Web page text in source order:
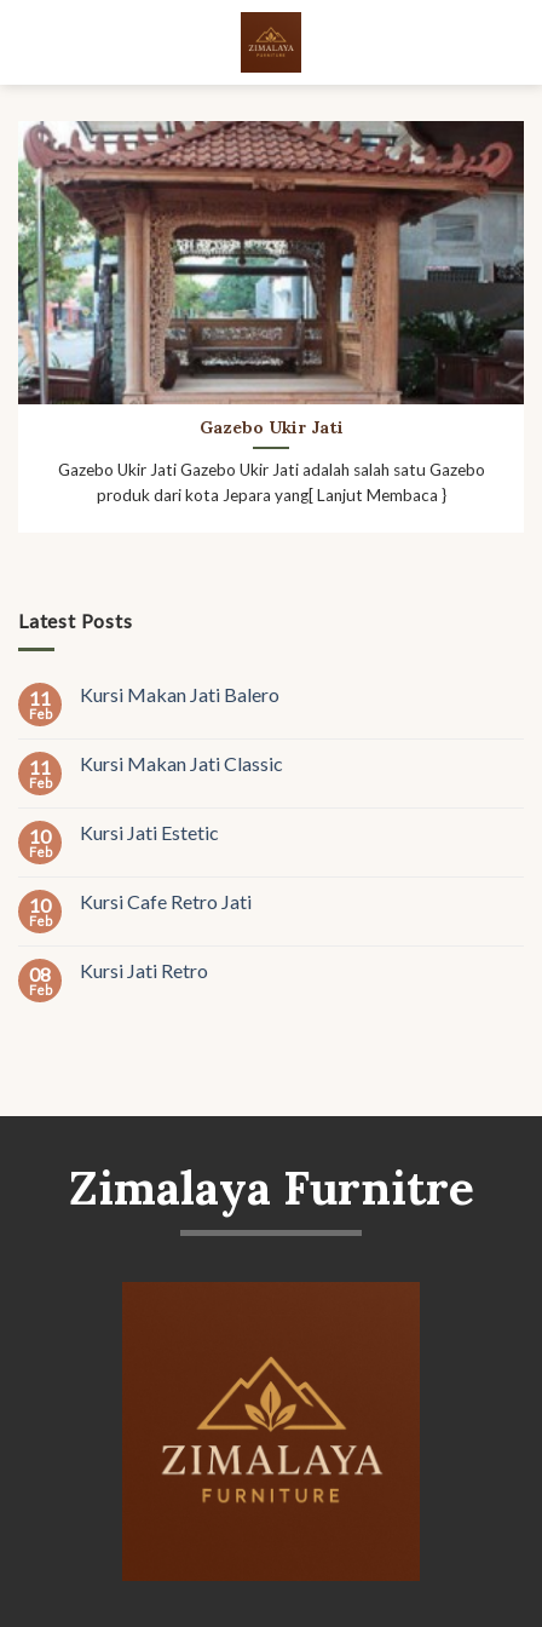
Latest Posts
11
Feb
Kursi Makan Jati Balero
11
Feb
Kursi Makan Jati Classic
10
Feb
Kursi Jati Estetic
10
Feb
Kursi Cafe Retro Jati
08
Feb
Kursi Jati Retro
Gazebo Ukir Jati
Gazebo Ukir Jati Gazebo Ukir Jati adalah salah satu Gazebo
produk dari kota Jepara yang[ Lanjut Membaca }
Zimalaya Furnitre